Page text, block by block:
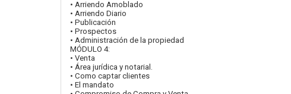
• Arriendo Amoblado
• Arriendo Diario
• Publicación
• Prospectos
• Administración de la propiedad
MÓDULO 4:
• Venta
• Área jurídica y notarial.
• Como captar clientes
• El mandato